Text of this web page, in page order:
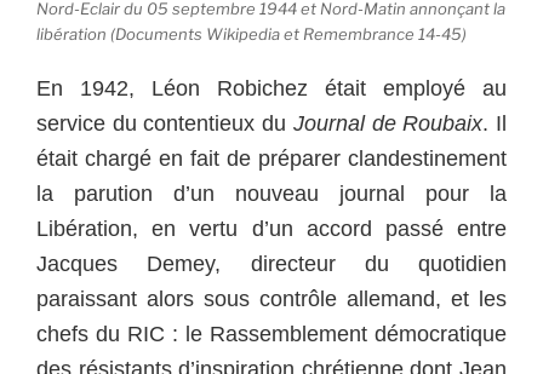
Nord-Eclair du 05 septembre 1944 et Nord-Matin annonçant la
libération (Documents Wikipedia et Remembrance 14-45)
En 1942, Léon Robichez était employé au
service du contentieux du Journal de Roubaix. Il
était chargé en fait de préparer clandestinement
la parution d’un nouveau journal pour la
Libération, en vertu d’un accord passé entre
Jacques Demey, directeur du quotidien
paraissant alors sous contrôle allemand, et les
chefs du RIC : le Rassemblement démocratique
des résistants d’inspiration chrétienne dont Jean